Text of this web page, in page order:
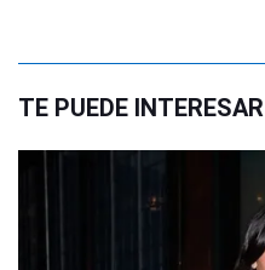
TE PUEDE INTERESAR